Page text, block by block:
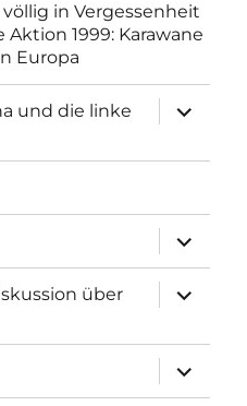
in Vergessenheit
1999: Karawane
Europa
und die linke
anzeigen
anzeigen
über
anzeigen
anzeigen